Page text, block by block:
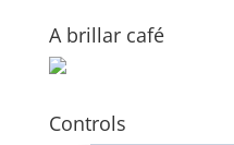
A brillar café
Controls